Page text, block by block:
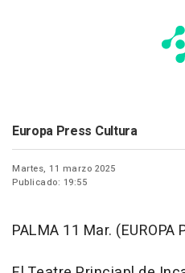
Europa Press Cultura
Martes, 11 marzo 2025
Publicado: 19:55
PALMA 11 Mar. (EUROPA